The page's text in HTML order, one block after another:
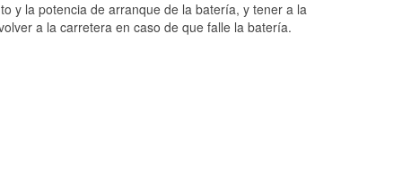
y la potencia de arranque de la batería, y tener a la
a la carretera en caso de que falle la batería.